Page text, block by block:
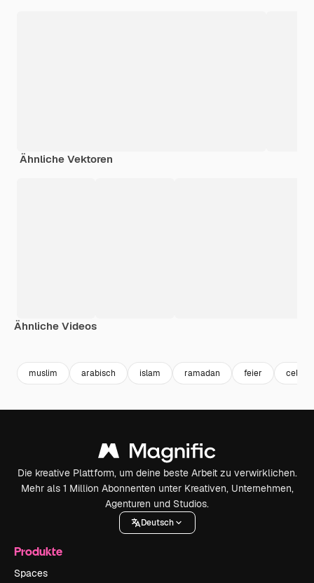
Ähnliche Vektoren
Ähnliche Videos
muslim arabisch islam ramadan feier
Die kreative Plattform, um deine beste Arbeit zu verwirklichen.
Mehr als 1 Million Abonnenten unter Kreativen, Unternehmen,
Agenturen und Studios.
Deutsch
Produkte
Spaces